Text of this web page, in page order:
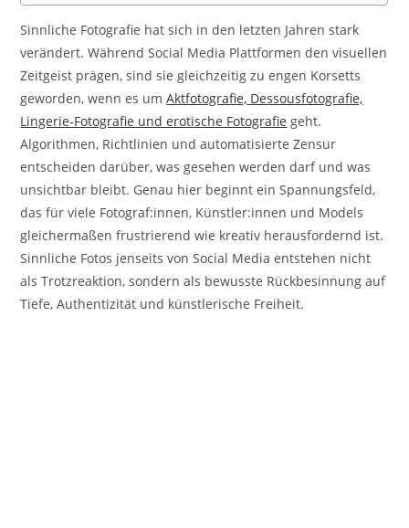
Sinnliche Fotografie hat sich in den letzten Jahren stark
verändert. Während Social Media Plattformen den visuellen
Zeitgeist prägen, sind sie gleichzeitig zu engen Korsetts
geworden, wenn es umAktfotografie, Dessousfotografie,
Lingerie-Fotografie und erotische Fotografie geht.
Algorithmen, Richtlinien und automatisierte Zensur
entscheiden darüber, was gesehen werden darf und was
unsichtbar bleibt. Genau hier beginnt ein Spannungsfeld,
das für viele Fotograf:innen, Künstler:innen und Models
gleichermaßen frustrierend wie kreativ herausfordernd ist.
Sinnliche Fotos jenseits von Social Media entstehen nicht
als Trotzreaktion, sondern als bewusste Rückbesinnung auf
Tiefe, Authentizität und künstlerische Freiheit.